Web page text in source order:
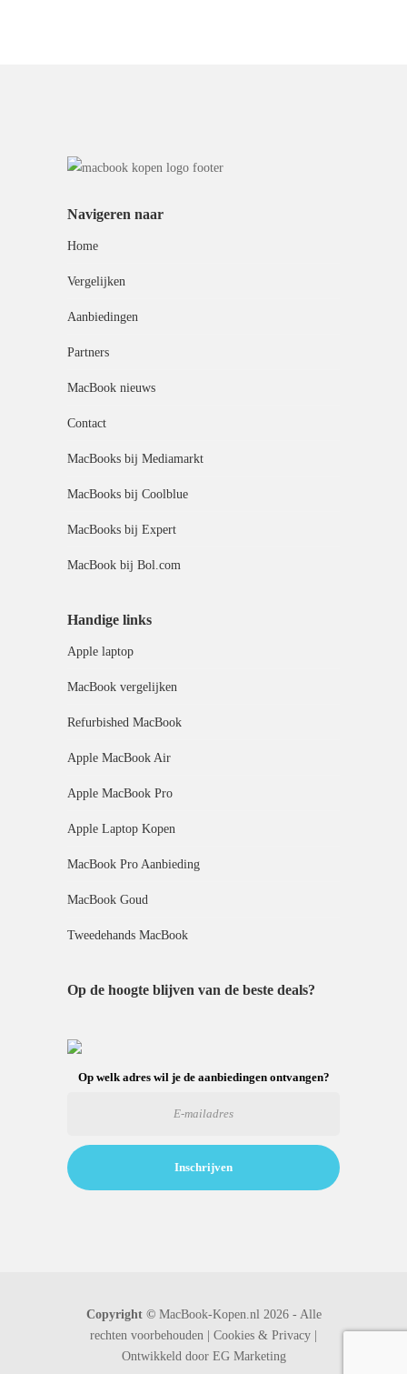
Navigeren naar
Home
Vergelijken
Aanbiedingen
Partners
MacBook nieuws
Contact
MacBooks bij Mediamarkt
MacBooks bij Coolblue
MacBooks bij Expert
MacBook bij Bol.com
Handige links
Apple laptop
MacBook vergelijken
Refurbished MacBook
Apple MacBook Air
Apple MacBook Pro
Apple Laptop Kopen
MacBook Pro Aanbieding
MacBook Goud
Tweedehands MacBook
Op de hoogte blijven van de beste deals?
Op welk adres wil je de aanbiedingen ontvangen?
Copyright ©MacBook-Kopen.nl 2026 - Alle
rechten voorbehouden | Cookies & Privacy |
Ontwikkeld door EG Marketing